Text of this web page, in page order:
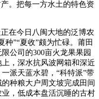
。把每一方水土的特色资
今日八闽大地的泛博农
”“夏收”颇为忙碌。莆田
公司的300亩火龙果果园
，深水抗风波网箱和深近
派天蓝水碧，“科特派”带
种粮大户周文坡完成田间
，低成本盘活沉睡的古村